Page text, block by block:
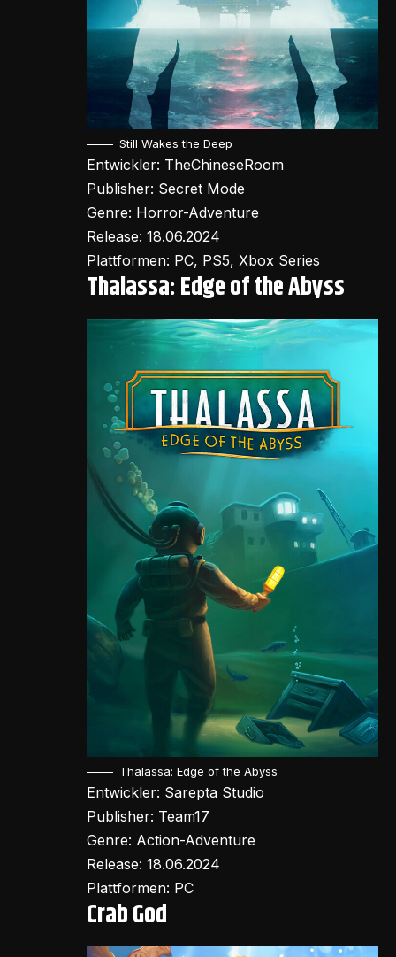
Still Wakes the Deep
Entwickler: TheChineseRoom
Publisher: Secret Mode
Genre: Horror-Adventure
Release: 18.06.2024
Plattformen: PC, PS5, Xbox Series
Thalassa: Edge of the Abyss
Thalassa: Edge of the Abyss
Entwickler: Sarepta Studio
Publisher: Team17
Genre: Action-Adventure
Release: 18.06.2024
Plattformen: PC
Crab God